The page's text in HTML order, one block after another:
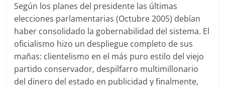
Según los planes del presidente las últimas
elecciones parlamentarias (Octubre 2005) debían
haber consolidado la gobernabilidad del sistema. El
oficialismo hizo un despliegue completo de sus
mañas: clientelismo en el más puro estilo del viejo
partido conservador, despilfarro multimillonario
del dinero del estado en publicidad y finalmente,